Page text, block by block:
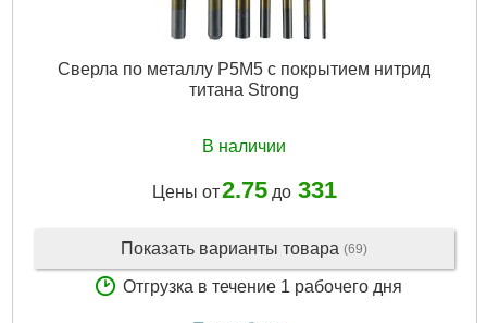
Сверла по металлу Р5М5 с покрытием нитрид
титана Strong
В наличии
Цены от2.75до 331
Показать варианты товара (69)
Отгрузка в течение 1 рабочего дня